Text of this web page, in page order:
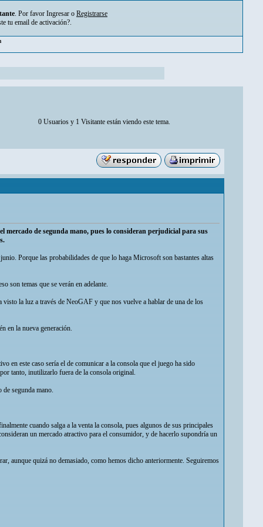
. Por favor Ingresar o Registrarse
tu email de activación?.
0 Usuarios y 1 Visitante están viendo este tema.
mercado de segunda mano, pues lo consideran perjudicial para sus
Porque las probabilidades de que lo haga Microsoft son bastantes altas
son temas que se verán en adelante.
la luz a través de NeoGAF y que nos vuelve a hablar de una de los
en la nueva generación.
en este caso sería el de comunicar a la consola que el juego ha sido
tanto, inutilizarlo fuera de la consola original.
de segunda mano.
cuando salga a la venta la consola, pues algunos de sus principales
un mercado atractivo para el consumidor, y de hacerlo supondría un
aunque quizá no demasiado, como hemos dicho anteriormente. Seguiremos